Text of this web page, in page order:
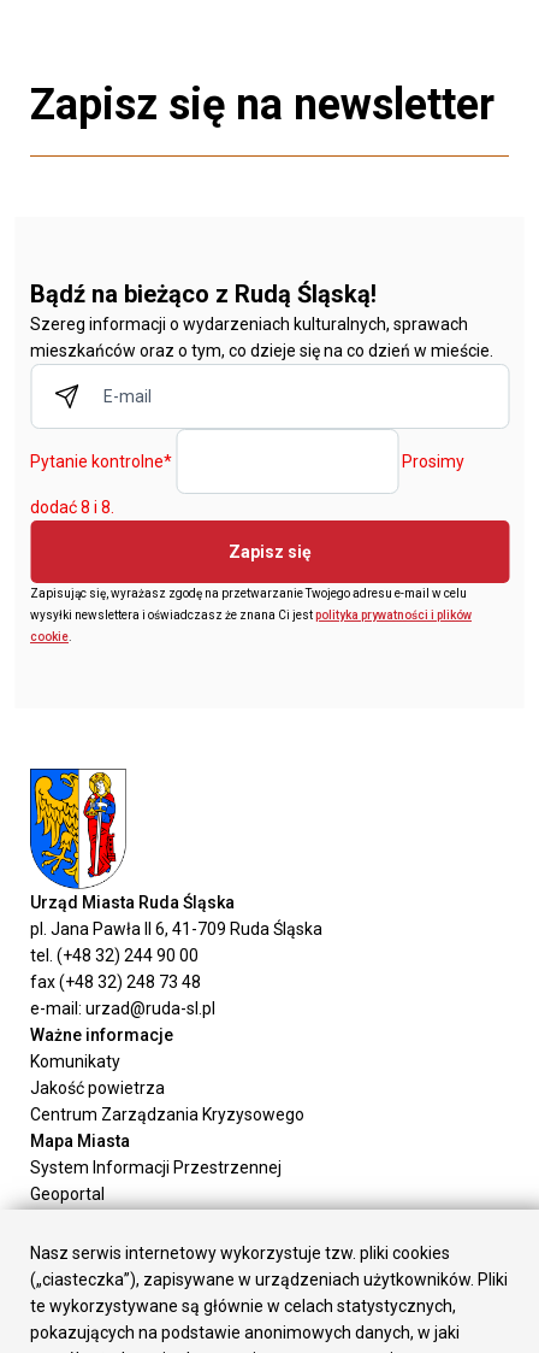
Zapisz się na newsletter
Bądź na bieżąco z Rudą Śląską!
Szereg informacji o wydarzeniach kulturalnych, sprawach
mieszkańców oraz o tym, co dzieje się na co dzień w mieście.
Pytanie kontrolne* Prosimy
dodać 8 i 8.
Zapisz się
Zapisując się, wyrażasz zgodę na przetwarzanie Twojego adresu e-mail w celu
wysyłki newslettera i oświadczasz że znana Ci jestpolityka prywatności i plików
cookie.
Urząd Miasta Ruda Śląska
pl. Jana Pawła II 6, 41-709 Ruda Śląska
tel. (+48 32) 244 90 00
fax (+48 32) 248 73 48
e-mail: urzad@ruda-sl.pl
Ważne informacje
Komunikaty
Jakość powietrza
Centrum Zarządzania Kryzysowego
Mapa Miasta
System Informacji Przestrzennej
Geoportal
Załatw sprawę
Prezydent Miasta
Rada Miasta
Wydziały
Nasz serwis internetowy wykorzystuje tzw. pliki cookies
(„ciasteczka”), zapisywane w urządzeniach użytkowników. Pliki
te wykorzystywane są głównie w celach statystycznych,
pokazujących na podstawie anonimowych danych, w jaki